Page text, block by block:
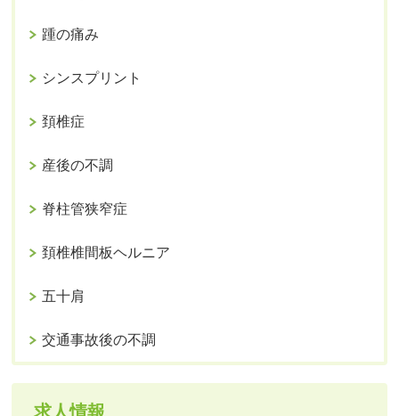
踵の痛み
シンスプリント
頚椎症
産後の不調
脊柱管狭窄症
頚椎椎間板ヘルニア
五十肩
交通事故後の不調
求人情報